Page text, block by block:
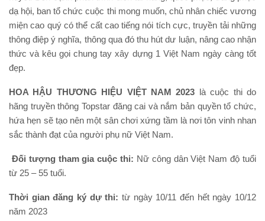
dạ hội, ban tổ chức cuộc thi mong muốn, chủ nhân chiếc vương
miện cao quý có thể cất cao tiếng nói tích cực, truyền tải những
thông điệp ý nghĩa, thông qua đó thu hút dư luận, nâng cao nhận
thức và kêu gọi chung tay xây dựng 1 Việt Nam ngày càng tốt
đẹp.
HOA HẬU THƯƠNG HIỆU VIỆT NAM 2023 là cuộc thi do
hãng truyền thông Topstar đăng cai và nắm bản quyền tổ chức,
hứa hẹn sẽ tạo nên một sân chơi xứng tầm là nơi tôn vinh nhan
sắc thành đạt của người phụ nữ Việt Nam.
Đối tượng tham gia cuộc thi: Nữ công dân Việt Nam độ tuổi
từ 25 – 55 tuổi.
Thời gian đăng ký dự thi: từ ngày 10/11 đến hết ngày 10/12
năm 2023